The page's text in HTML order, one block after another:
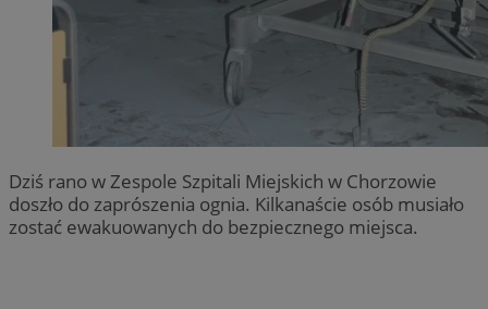
Dziś rano w Zespole Szpitali Miejskich w Chorzowie
doszło do zaprószenia ognia. Kilkanaście osób musiało
zostać ewakuowanych do bezpiecznego miejsca.